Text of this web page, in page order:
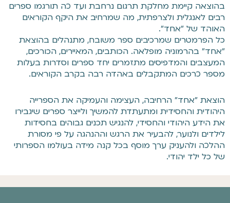
בהוצאה קיימת מחלקת תרגום נרחבת ועד כה תורגמו ספרים
רבים לאנגלית ולצרפתית, מה שמרחיב את היקף הקוראים
האוהד של "אחד".
כל הפרמטרים שמרכיבים ספר משובח, מתנהלים בהוצאת
"אחד" בהרמוניה מופלאה. הכותבים, המאיירים, הכורכים,
המעצבים והמדפיסים מתזמרים יחד ספרים וסדרות בעלות
מספר כרכים המתקבלים באהדה רבה בקרב הקוראים.
הוצאת "אחד" הרחיבה, העצימה והעמיקה את הספרייה
היהודית והחסידית ומתעתדת להמשיך ולייצר ספרים שיגבירו
את הידע היהודי והחסידי, להנגיש תכנים גבוהים בחסידות
לילדים ולנוער, להבעיר את הרגש וההנהגה על פי מסורת
ההלכה ולהעניק ערך מוסף בכל קנה מידה בעולמו הספרותי
של כל ילד יהודי.